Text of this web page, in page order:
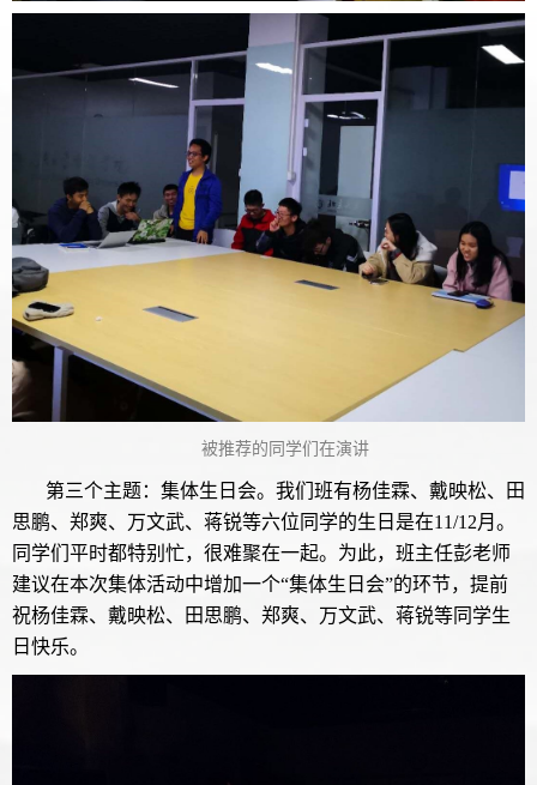
被推荐的同学们在演讲
第三个主题：集体生日会。我们班有杨佳霖、戴映松、田
思鹏、郑爽、万文武、蒋锐等六位同学的生日是在11/12月。
同学们平时都特别忙，很难聚在一起。为此，班主任彭老师
建议在本次集体活动中增加一个“集体生日会”的环节，提前
祝杨佳霖、戴映松、田思鹏、郑爽、万文武、蒋锐等同学生
日快乐。